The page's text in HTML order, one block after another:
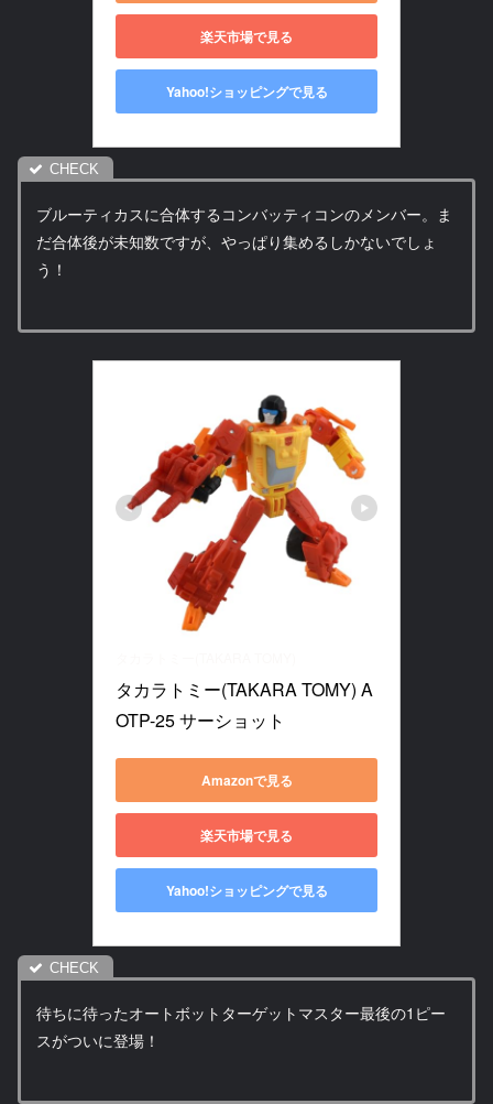
楽天市場で見る
Yahoo!ショッピングで見る
ブルーティカスに合体するコンバッティコンのメンバー。ま
だ合体後が未知数ですが、やっぱり集めるしかないでしょ
う！
タカラトミー(TAKARA TOMY) A
OTP-25 サーショット
Amazonで見る
楽天市場で見る
Yahoo!ショッピングで見る
待ちに待ったオートボットターゲットマスター最後の1ピー
スがついに登場！